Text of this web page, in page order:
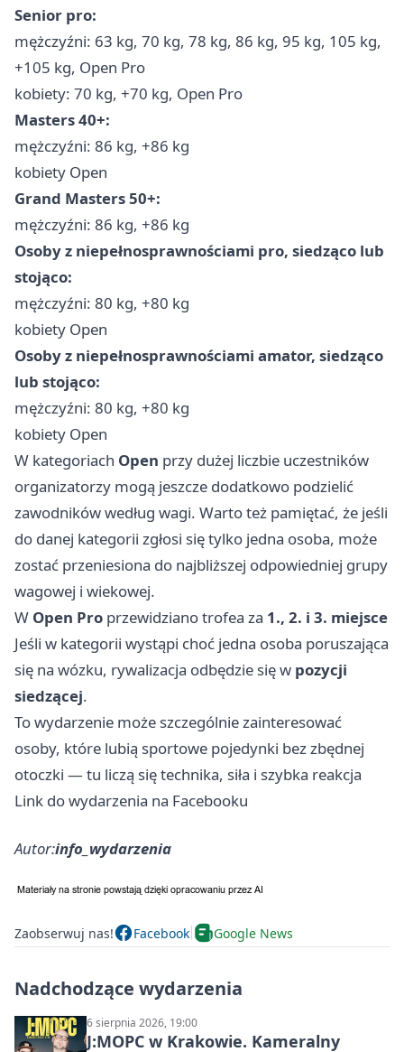
Senior pro:
mężczyźni: 63 kg, 70 kg, 78 kg, 86 kg, 95 kg, 105 kg,
+105 kg, Open Pro
kobiety: 70 kg, +70 kg, Open Pro
Masters 40+:
mężczyźni: 86 kg, +86 kg
kobiety Open
Grand Masters 50+:
mężczyźni: 86 kg, +86 kg
Osoby z niepełnosprawnościami pro, siedząco lub
stojąco:
mężczyźni: 80 kg, +80 kg
kobiety Open
Osoby z niepełnosprawnościami amator, siedząco
lub stojąco:
mężczyźni: 80 kg, +80 kg
kobiety Open
W kategoriach Open przy dużej liczbie uczestników
organizatorzy mogą jeszcze dodatkowo podzielić
zawodników według wagi. Warto też pamiętać, że jeśli
do danej kategorii zgłosi się tylko jedna osoba, może
zostać przeniesiona do najbliższej odpowiedniej grupy
wagowej i wiekowej.
W Open Pro przewidziano trofea za 1., 2. i 3. miejsce
Jeśli w kategorii wystąpi choć jedna osoba poruszająca
się na wózku, rywalizacja odbędzie się w pozycji
siedzącej.
To wydarzenie może szczególnie zainteresować
osoby, które lubią sportowe pojedynki bez zbędnej
otoczki — tu liczą się technika, siła i szybka reakcja
Link do wydarzenia na Facebooku
Autor:info_wydarzenia
Zaobserwuj nas! Facebook Google News
Nadchodzące wydarzenia
6 sierpnia 2026, 19:00
J:МОРС w Krakowie. Kameralny